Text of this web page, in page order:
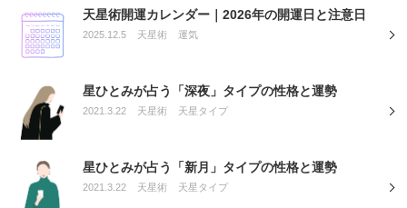
天星術開運カレンダー｜2026年の開運日と注意日
2025.12.5 天星術 運気
星ひとみが占う「深夜」タイプの性格と運勢
2021.3.22 天星術 天星タイプ
星ひとみが占う「新月」タイプの性格と運勢
2021.3.22 天星術 天星タイプ